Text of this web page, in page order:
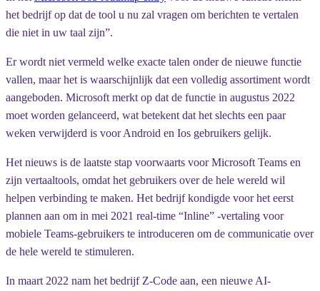
het bedrijf op dat de tool u nu zal vragen om berichten te vertalen
die niet in uw taal zijn”.
Er wordt niet vermeld welke exacte talen onder de nieuwe functie
vallen, maar het is waarschijnlijk dat een volledig assortiment wordt
aangeboden. Microsoft merkt op dat de functie in augustus 2022
moet worden gelanceerd, wat betekent dat het slechts een paar
weken verwijderd is voor Android en Ios gebruikers gelijk.
Het nieuws is de laatste stap voorwaarts voor Microsoft Teams en
zijn vertaaltools, omdat het gebruikers over de hele wereld wil
helpen verbinding te maken. Het bedrijf kondigde voor het eerst
plannen aan om in mei 2021 real-time “Inline” -vertaling voor
mobiele Teams-gebruikers te introduceren om de communicatie over
de hele wereld te stimuleren.
In maart 2022 nam het bedrijf Z-Code aan, een nieuwe AI-